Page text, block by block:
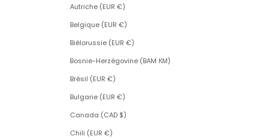
Autriche (EUR €)
Belgique (EUR €)
Biélorussie (EUR €)
Bosnie-Herzégovine (BAM КМ)
Brésil (EUR €)
Bulgarie (EUR €)
Canada (CAD $)
Chili (EUR €)